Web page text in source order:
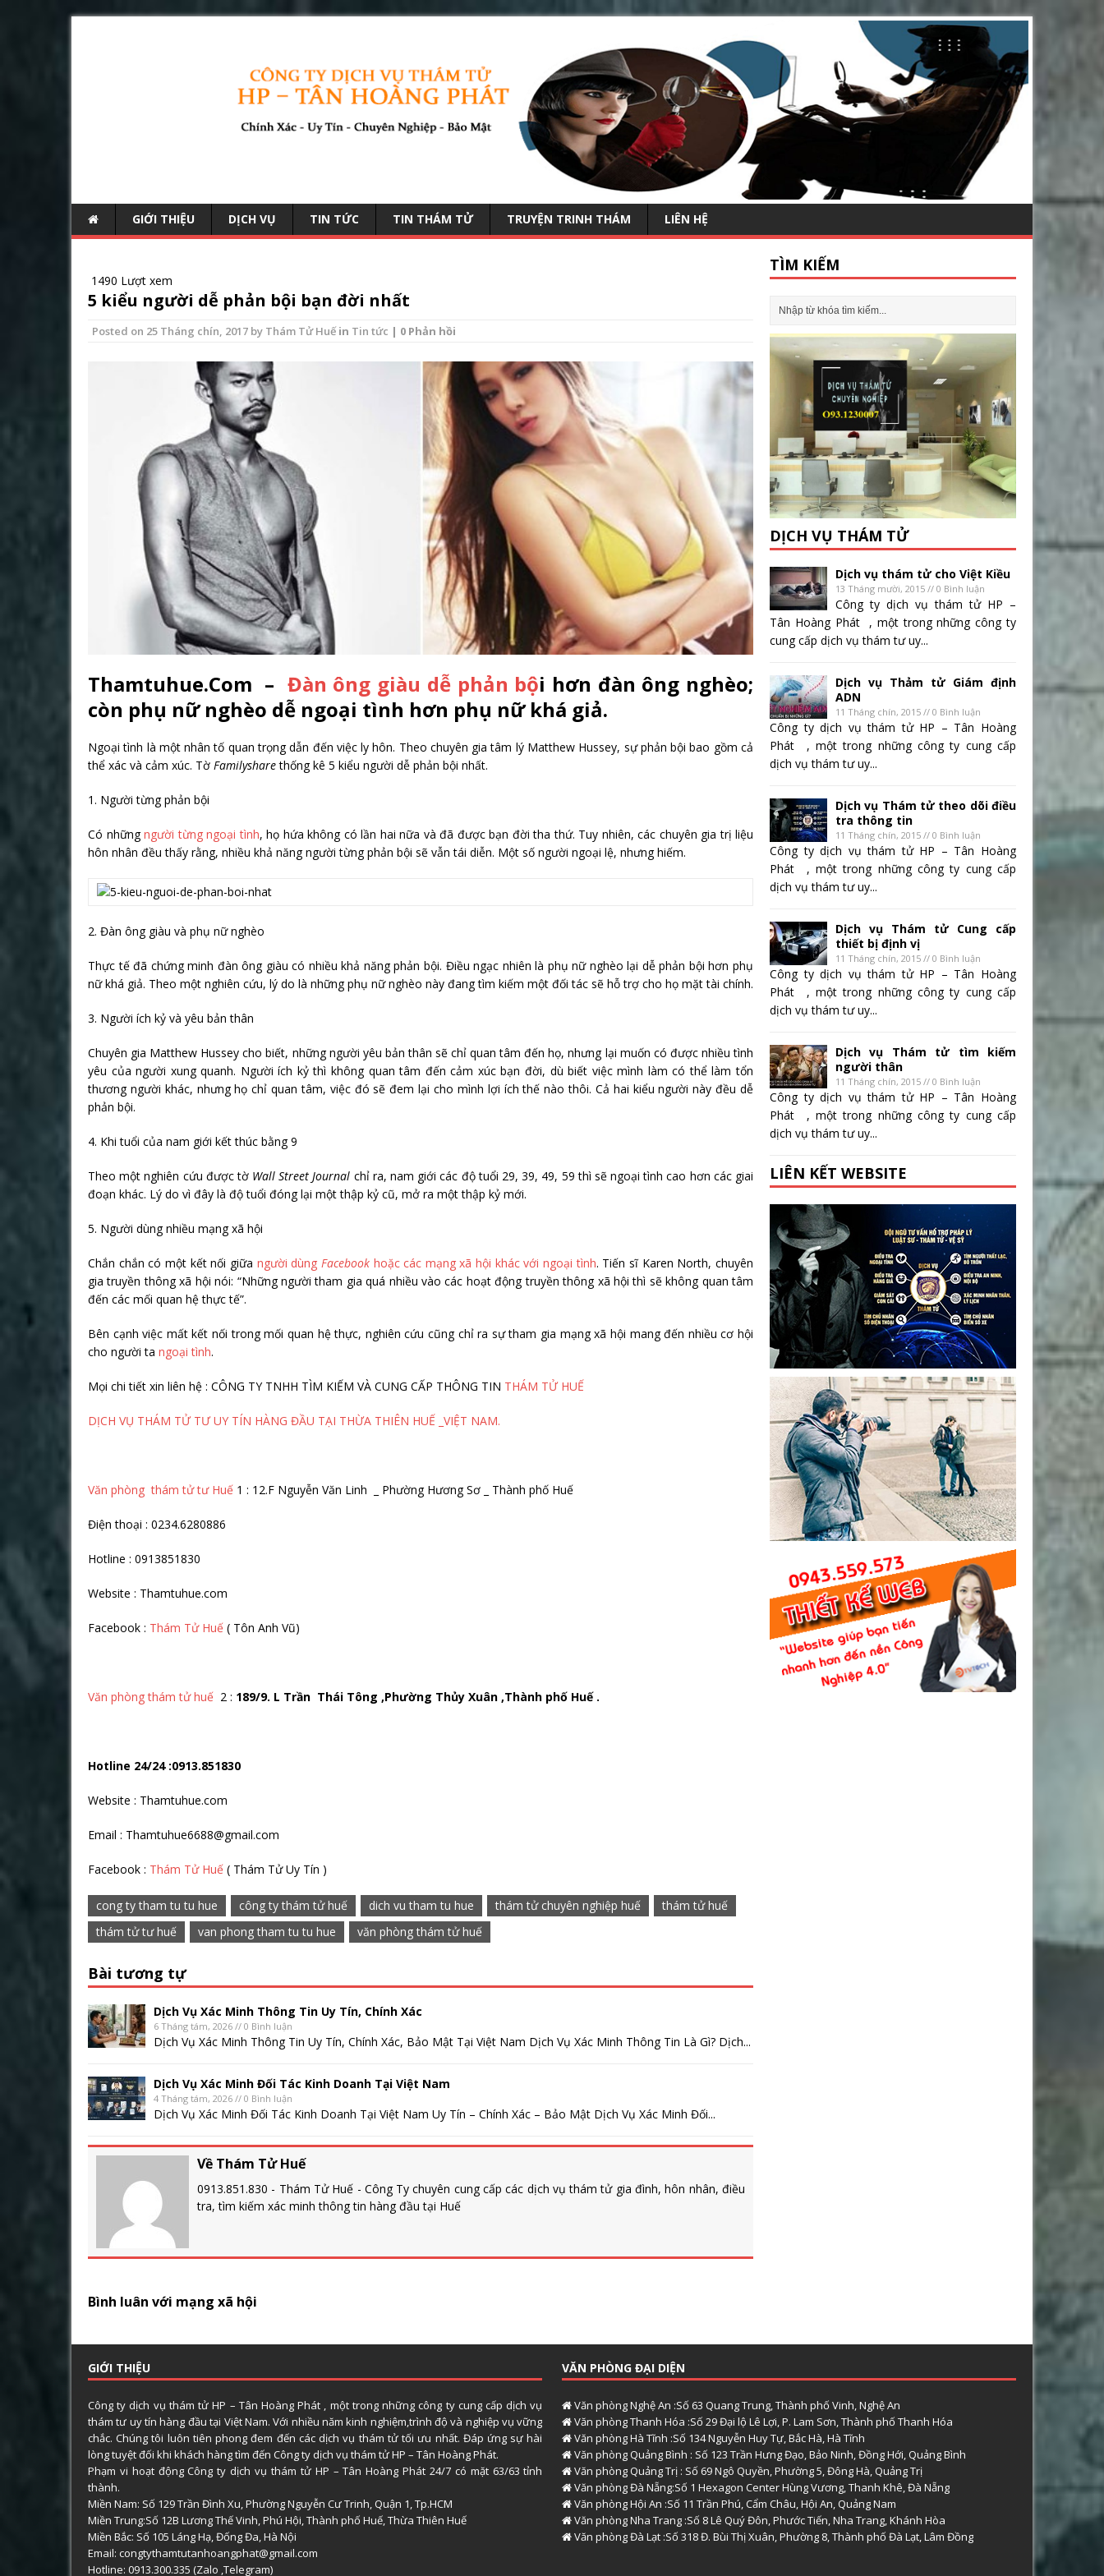
GIỚI THIỆU DỊCH VỤ TIN TỨC TIN THÁM TỬ TRUYỆN TRINH THÁM LIÊN HỆ
1490 Lượt xem
5 kiểu người dễ phản bội bạn đời nhất
Posted on 25 Tháng chín, 2017 by Thám Tử Huếin Tin tức | 0 Phản hồi
Thamtuhue.Com – Đàn ông giàu dễ phản bội hơn đàn ông nghèo;
còn phụ nữ nghèo dễ ngoại tình hơn phụ nữ khá giả.
Ngoại tình là một nhân tố quan trọng dẫn đến việc ly hôn. Theo chuyên gia tâm lý Matthew Hussey, sự phản bội bao gồm cả
thể xác và cảm xúc. Tờ Familysharethống kê 5 kiểu người dễ phản bội nhất.
1. Người từng phản bội
Có nhữngngười từng ngoại tình, họ hứa không có lần hai nữa và đã được bạn đời tha thứ. Tuy nhiên, các chuyên gia trị liệu
hôn nhân đều thấy rằng, nhiều khả năng người từng phản bội sẽ vẫn tái diễn. Một số người ngoại lệ, nhưng hiếm.
2. Đàn ông giàu và phụ nữ nghèo
Thực tế đã chứng minh đàn ông giàu có nhiều khả năng phản bội. Điều ngạc nhiên là phụ nữ nghèo lại dễ phản bội hơn phụ
nữ khá giả. Theo một nghiên cứu, lý do là những phụ nữ nghèo này đang tìm kiếm một đối tác sẽ hỗ trợ cho họ mặt tài chính.
3. Người ích kỷ và yêu bản thân
Chuyên gia Matthew Hussey cho biết, những người yêu bản thân sẽ chỉ quan tâm đến họ, nhưng lại muốn có được nhiều tình
yêu của người xung quanh. Người ích kỷ thì không quan tâm đến cảm xúc bạn đời, dù biết việc mình làm có thể làm tổn
thương người khác, nhưng họ chỉ quan tâm, việc đó sẽ đem lại cho mình lợi ích thế nào thôi. Cả hai kiểu người này đều dễ
phản bội.
4. Khi tuổi của nam giới kết thúc bằng 9
Theo một nghiên cứu được tờ Wall Street Journal chỉ ra, nam giới các độ tuổi 29, 39, 49, 59 thì sẽ ngoại tình cao hơn các giai
đoạn khác. Lý do vì đây là độ tuổi đóng lại một thập kỷ cũ, mở ra một thập kỷ mới.
5. Người dùng nhiều mạng xã hội
Chắn chắn có một kết nối giữa người dùng Facebookhoặc các mạng xã hội khác với ngoại tình. Tiến sĩ Karen North, chuyên
gia truyền thông xã hội nói: “Những người tham gia quá nhiều vào các hoạt động truyền thông xã hội thì sẽ không quan tâm
đến các mối quan hệ thực tế”.
Bên cạnh việc mất kết nối trong mối quan hệ thực, nghiên cứu cũng chỉ ra sự tham gia mạng xã hội mang đến nhiều cơ hội
cho người ta ngoại tình.
Mọi chi tiết xin liên hệ : CÔNG TY TNHH TÌM KIẾM VÀ CUNG CẤP THÔNG TIN THÁM TỬ HUẾ
DỊCH VỤ THÁM TỬ TƯ UY TÍN HÀNG ĐẦU TẠI THỪA THIÊN HUẾ _VIỆT NAM.
Văn phòng thám tử tư Huế 1 : 12.F Nguyễn Văn Linh _ Phường Hương Sơ _ Thành phố Huế
Điện thoại : 0234.6280886
Hotline : 0913851830
Website : Thamtuhue.com
Facebook : Thám Tử Huế ( Tôn Anh Vũ)
Văn phòng thám tử huế 2 : 189/9. L Trần Thái Tông ,Phường Thủy Xuân ,Thành phố Huế .
Hotline 24/24 :0913.851830
Website : Thamtuhue.com
Email : Thamtuhue6688@gmail.com
Facebook : Thám Tử Huế ( Thám Tử Uy Tín )
cong ty tham tu tu hue công ty thám tử huế dich vu tham tu hue thám tử chuyên nghiệp huế
thám tử huế
thám tử tư huế
van phong tham tu tu hue văn phòng thám tử huế
Bài tương tự
Dịch Vụ Xác Minh Thông Tin Uy Tín, Chính Xác
6 Tháng tám, 2026 // 0 Bình luận
Dịch Vụ Xác Minh Thông Tin Uy Tín, Chính Xác, Bảo Mật Tại Việt Nam Dịch Vụ Xác Minh Thông Tin Là Gì? Dịch...
Dịch Vụ Xác Minh Đối Tác Kinh Doanh Tại Việt Nam
4 Tháng tám, 2026 // 0 Bình luận
Dịch Vụ Xác Minh Đối Tác Kinh Doanh Tại Việt Nam Uy Tín – Chính Xác – Bảo Mật Dịch Vụ Xác Minh Đối...
Về Thám Tử Huế
0913.851.830 - Thám Tử Huế - Công Ty chuyên cung cấp các dịch vụ thám tử gia đình, hôn nhân, điều
tra, tìm kiếm xác minh thông tin hàng đầu tại Huế
Bình luân với mạng xã hội
TÌM KIẾM
DỊCH VỤ THÁM TỬ
Dịch vụ thám tử cho Việt Kiều
13 Tháng mười, 2015 // 0 Bình luận
Công ty dịch vụ thám tử HP –
Tân Hoàng Phát , một trong những công ty
cung cấp dịch vụ thám tư uy...
Dịch vụ Thảm tử Giám định
ADN
11 Tháng chín, 2015 // 0 Bình luận
Công ty dịch vụ thám tử HP – Tân Hoàng
Phát , một trong những công ty cung cấp
dịch vụ thám tư uy...
Dịch vụ Thám tử theo dõi điều
tra thông tin
11 Tháng chín, 2015 // 0 Bình luận
Công ty dịch vụ thám tử HP – Tân Hoàng
Phát , một trong những công ty cung cấp
dịch vụ thám tư uy...
Dịch vụ Thám tử Cung cấp
thiết bị định vị
11 Tháng chín, 2015 // 0 Bình luận
Công ty dịch vụ thám tử HP – Tân Hoàng
Phát , một trong những công ty cung cấp
dịch vụ thám tư uy...
Dịch vụ Thám tử tìm kiếm
người thân
11 Tháng chín, 2015 // 0 Bình luận
Công ty dịch vụ thám tử HP – Tân Hoàng
Phát , một trong những công ty cung cấp
dịch vụ thám tư uy...
LIÊN KẾT WEBSITE
GIỚI THIỆU
Công ty dịch vụ thám tử HP – Tân Hoàng Phát , một trong những công ty cung cấp dịch vụ
thám tư uy tín hàng đầu tại Việt Nam. Với nhiều năm kinh nghiệm,trình độ và nghiệp vụ vững
chắc. Chúng tôi luôn tiên phong đem đến các dịch vụ thám tử tối ưu nhất. Đáp ứng sự hài
lòng tuyệt đối khi khách hàng tìm đến Công ty dịch vụ thám tử HP – Tân Hoàng Phát.
Phạm vi hoạt động Công ty dịch vụ thám tử HP – Tân Hoàng Phát 24/7 có mặt 63/63 tỉnh
thành.
Miền Nam: Số 129 Trần Đình Xu, Phường Nguyễn Cư Trinh, Quận 1, Tp.HCM
Miền Trung:Số 12B Lương Thế Vinh, Phú Hội, Thành phố Huế, Thừa Thiên Huế
Miền Bắc: Số 105 Láng Hạ, Đống Đa, Hà Nội
Email: congtythamtutanhoangphat@gmail.com
Hotline: 0913.300.335 (Zalo ,Telegram)
VĂN PHÒNG ĐẠI DIỆN
Văn phòng Nghệ An :Số 63 Quang Trung, Thành phố Vinh, Nghệ An
Văn phòng Thanh Hóa :Số 29 Đại lộ Lê Lợi, P. Lam Sơn, Thành phố Thanh Hóa
Văn phòng Hà Tĩnh :Số 134 Nguyễn Huy Tự, Bắc Hà, Hà Tĩnh
Văn phòng Quảng Bình : Số 123 Trần Hưng Đạo, Bảo Ninh, Đồng Hới, Quảng Bình
Văn phòng Quảng Trị : Số 69 Ngô Quyền, Phường 5, Đông Hà, Quảng Trị
Văn phòng Đà Nẵng:Số 1 Hexagon Center Hùng Vương, Thanh Khê, Đà Nẵng
Văn phòng Hội An :Số 11 Trần Phú, Cẩm Châu, Hội An, Quảng Nam
Văn phòng Nha Trang :Số 8 Lê Quý Đôn, Phước Tiến, Nha Trang, Khánh Hòa
Văn phòng Đà Lạt :Số 318 Đ. Bùi Thị Xuân, Phường 8, Thành phố Đà Lạt, Lâm Đồng